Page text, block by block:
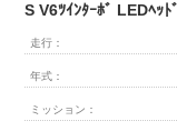
走行：
年式：
ミッション：